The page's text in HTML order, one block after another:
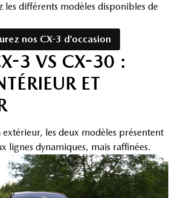
les différents modèles disponibles de
nos CX-3 d’occasion
3 VS CX-30 :
ET
extérieur, les deux modèles présentent
lignes dynamiques, mais raffinées.